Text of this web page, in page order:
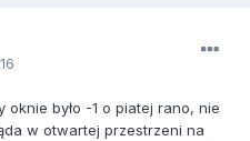
oknie było -1 o piatej rano, nie
w otwartej przestrzeni na